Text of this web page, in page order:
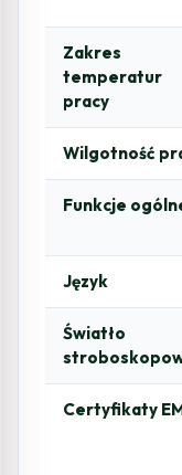
Zakres
temperatur
pracy
Wilgotność
Funkcje
Język
Światło
Certyfikaty